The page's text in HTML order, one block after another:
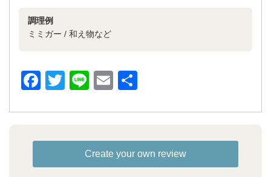
調理例
ミミガー / 和え物など
Facebook
Twitter
LineEmail
Create your own review